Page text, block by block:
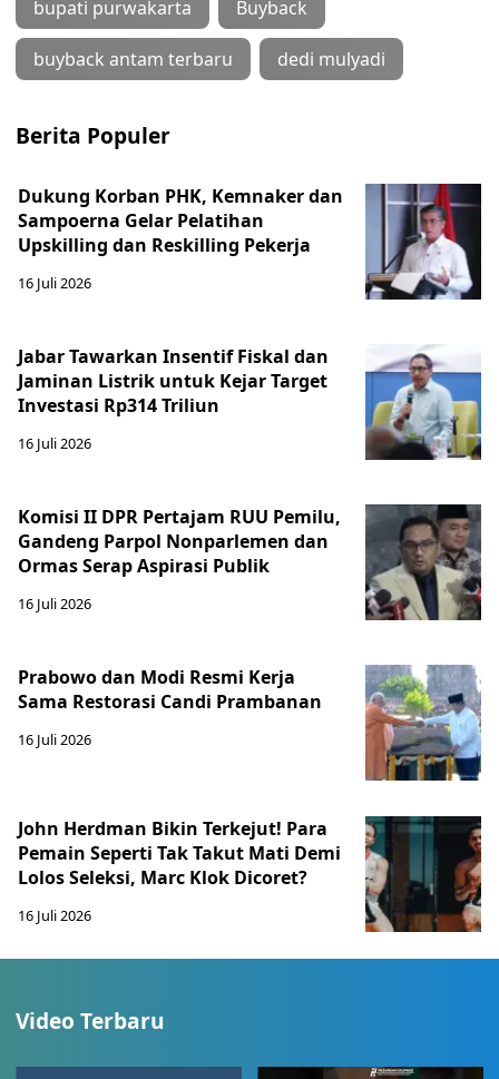
bupati purwakarta Buyback
buyback antam terbaru dedi mulyadi
Berita Populer
Dukung Korban PHK, Kemnaker dan
Sampoerna Gelar Pelatihan
Upskilling dan Reskilling Pekerja
16 Juli 2026
Jabar Tawarkan Insentif Fiskal dan
Jaminan Listrik untuk Kejar Target
Investasi Rp314 Triliun
16 Juli 2026
Komisi II DPR Pertajam RUU Pemilu,
Gandeng Parpol Nonparlemen dan
Ormas Serap Aspirasi Publik
16 Juli 2026
Prabowo dan Modi Resmi Kerja
Sama Restorasi Candi Prambanan
16 Juli 2026
John Herdman Bikin Terkejut! Para
Pemain Seperti Tak Takut Mati Demi
Lolos Seleksi, Marc Klok Dicoret?
16 Juli 2026
Video Terbaru